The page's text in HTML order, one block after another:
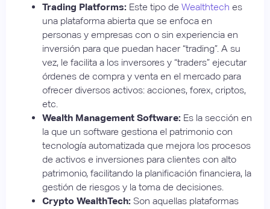
Trading Platforms: Este tipo de Wealthtech es
una plataforma abierta que se enfoca en
personas y empresas con o sin experiencia en
inversión para que puedan hacer “trading”. A su
vez, le facilita a los inversores y “traders” ejecutar
órdenes de compra y venta en el mercado para
ofrecer diversos activos: acciones, forex, criptos,
etc.
Wealth Management Software: Es la sección en
la que un software gestiona el patrimonio con
tecnología automatizada que mejora los procesos
de activos e inversiones para clientes con alto
patrimonio, facilitando la planificación financiera, la
gestión de riesgos y la toma de decisiones.
Crypto WealthTech: Son aquellas plataformas